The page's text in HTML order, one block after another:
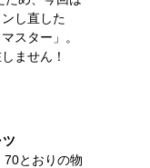
し直した
スター」。
ません！
とおりの物